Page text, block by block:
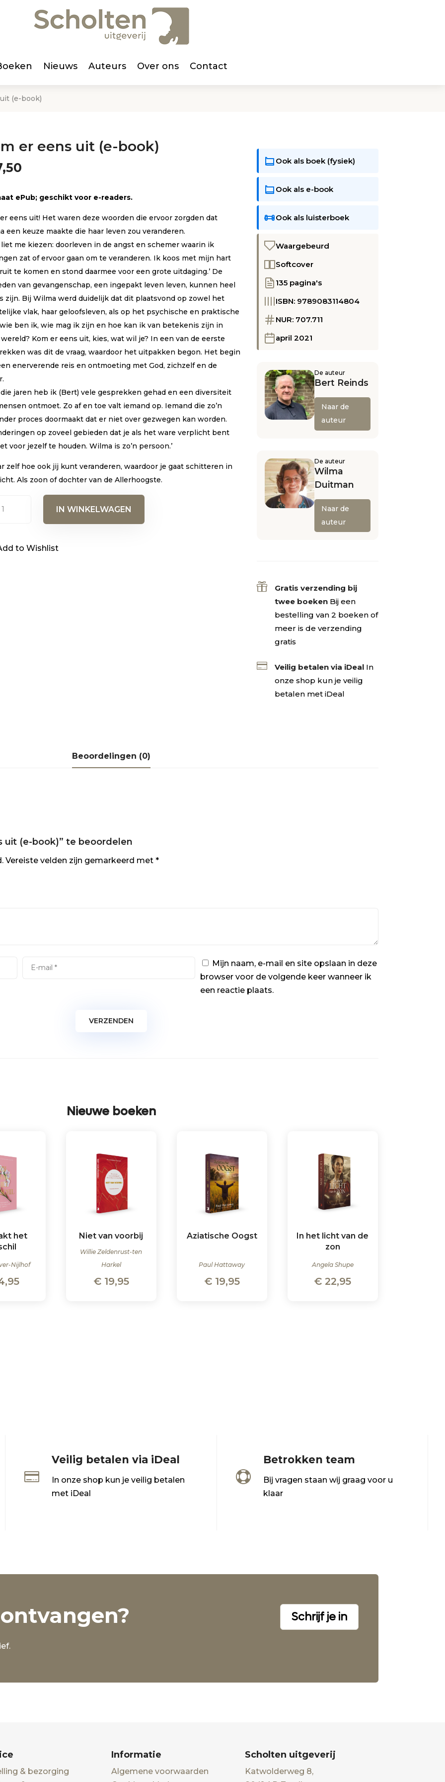
Nieuws Auteurs Over ons Contact
(e-book)
er eens uit (e-book)
ePub; geschikt voor e-readers.
eens uit! Het waren deze woorden die ervoor zorgden dat
een keuze maakte die haar leven zou veranderen.
liet me kiezen: doorleven in de angst en schemer waarin ik
zat of ervoor gaan om te veranderen. Ik koos met mijn hart
te komen en stond daarmee voor een grote uitdaging.’ De
van gevangenschap, een ingepakt leven leven, kunnen heel
zijn. Bij Wilma werd duidelijk dat dit plaatsvond op zowel het
vlak, haar geloofsleven, als op het psychische en praktische
ben ik, wie mag ik zijn en hoe kan ik van betekenis zijn in
Kom er eens uit, kies, wat wil je? In een van de eerste
was dit de vraag, waardoor het uitpakken begon. Het begin
enerverende reis en ontmoeting met God, zichzelf en de
die jaren heb ik (Bert) vele gesprekken gehad en een diversiteit
ontmoet. Zo af en toe valt iemand op. Iemand die zo’n
proces doormaakt dat er niet over gezwegen kan worden.
op zoveel gebieden dat je als het ware verplicht bent
voor jezelf te houden. Wilma is zo’n persoon.’
zelf hoe ook jij kunt veranderen, waardoor je gaat schitteren in
Als zoon of dochter van de Allerhoogste.
IN WINKELWAGEN
to Wishlist
Ook als boek (fysiek)
Ook als e-book
Ook als luisterboek
Waargebeurd
Softcover
135 pagina's
ISBN: 9789083114804
NUR: 707.711
april 2021
De auteur
Bert Reinds
Naar de
auteur
De auteur
Wilma
Duitman
Naar de
auteur

Gratis verzending bij
twee boeken Bij een
bestelling van 2 boeken of
meer is de verzending
gratis
 Veilig betalen via iDeal In
onze shop kun je veilig
betalen met iDeal
Beoordelingen (0)
uit (e-book)” te beoordelen
Vereiste velden zijn gemarkeerd met*
Mijn naam, e-mail en site opslaan in deze
browser voor de volgende keer wanneer ik
een reactie plaats.
Nieuwe boeken
het
Nijlhof
Niet van voorbij
Willie Zeldenrust-ten
Harkel
€19,95
Aziatische Oogst
Paul Hattaway
€19,95
In het licht van de
zon
Angela Shupe
€ 22,95

Veilig betalen via iDeal
In onze shop kun je veilig betalen
met iDeal

Betrokken team
Bij vragen staan wij graag voor u
klaar
Schrijf je in
& bezorging
Informatie
Algemene voorwaarden
Scholten uitgeverij
Katwolderweg 8,